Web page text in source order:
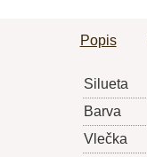
Popis
Silueta
Barva
Vlečka